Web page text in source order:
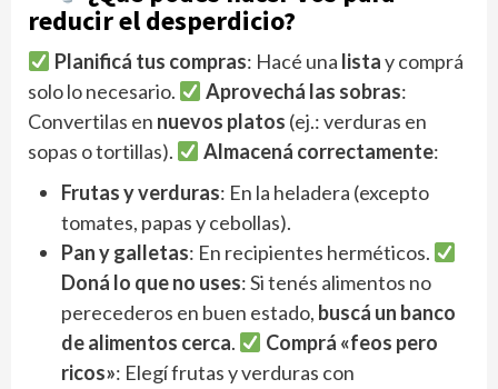
reducir el desperdicio?
Planificá tus compras: Hacé una listay comprá
solo lo necesario.
Aprovechá las sobras:
Convertilas en nuevos platos (ej.: verduras en
sopas o tortillas).
Almacená correctamente:
Frutas y verduras: En la heladera (excepto
tomates, papas y cebollas).
Pan y galletas: En recipientes herméticos.
Doná lo que no uses: Si tenés alimentos no
perecederos en buen estado, buscá un banco
de alimentos cerca.
Comprá «feos pero
ricos»: Elegí frutas y verduras con